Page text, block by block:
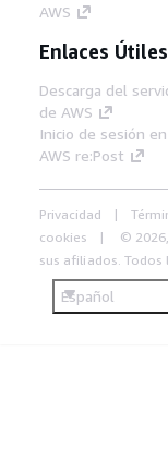
AWS
Enlaces Útiles
Descarga del
de AWS
Inicio de sesión
AWS re:Post
Privacidad
cookies
©
sus afiliados. Todos
Español